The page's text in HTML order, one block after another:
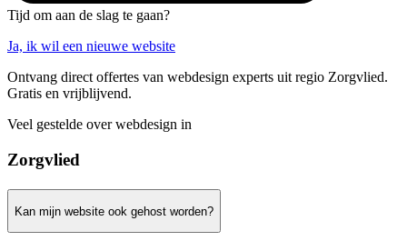
Tijd om aan de slag te gaan?
Ja, ik wil een nieuwe website
Ontvang direct offertes van webdesign experts uit regio Zorgvlied.
Gratis en vrijblijvend.
Veel gestelde over webdesign in
Zorgvlied
Kan mijn website ook gehost worden?